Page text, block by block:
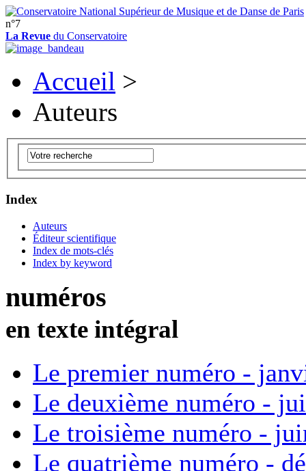
n°7
La Revue du Conservatoire
Accueil >
Auteurs
Index
Auteurs
Éditeur scientifique
Index de mots-clés
Index by keyword
numéros
en texte intégral
Le premier numéro -
Le deuxième numéro -
Le troisième numéro -
Le quatrième numéro -